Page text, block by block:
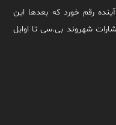
آینده رقم خورد که بعدها این
شهروند بی.سی تا اوایل